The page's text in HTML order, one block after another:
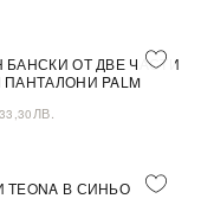
БАНСКИ ОТ ДВЕ ЧАСТИ
PALM
ЛВ.
TEONA В СИНЬО